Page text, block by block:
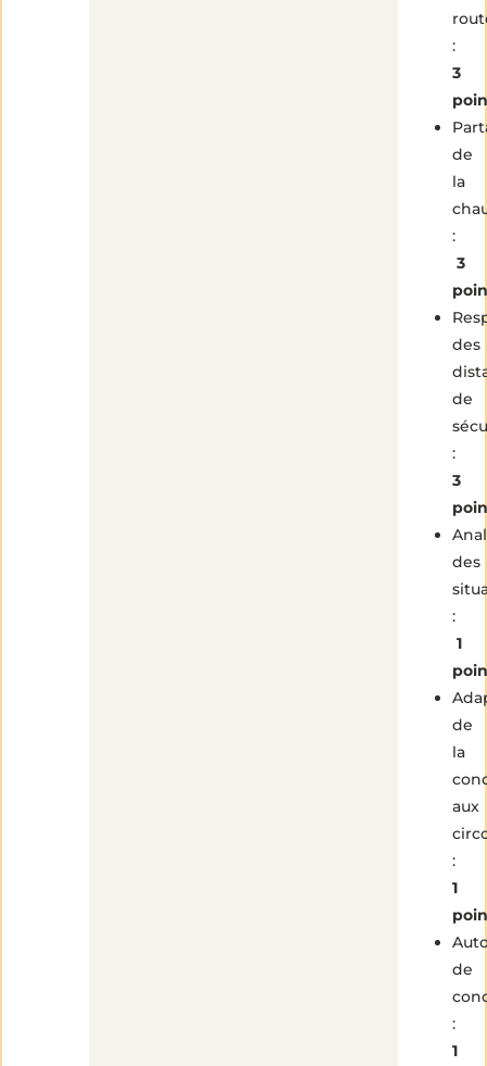
:
3
de
la
:
3
des
de
:
3
des
:
1
de
la
aux
:
1
de
:
1